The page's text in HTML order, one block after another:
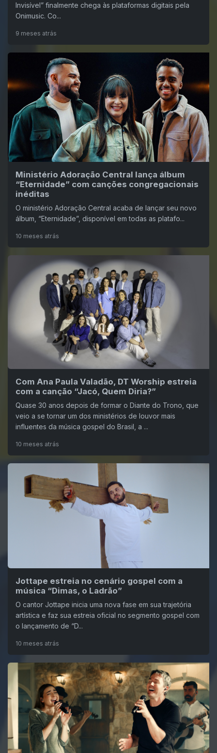
Invisível” finalmente chega às plataformas digitais pela
Onimusic. Co...
9 meses atrás
Ministério Adoração Central lança álbum
“Eternidade” com canções congregacionais
inéditas
O ministério Adoração Central acaba de lançar seu novo
álbum, “Eternidade”, disponível em todas as platafo...
10 meses atrás
Com Ana Paula Valadão, DT Worship estreia
com a canção “Jacó, Quem Diria?”
Quase 30 anos depois de formar o Diante do Trono, que
veio a se tornar um dos ministérios de louvor mais
influentes da música gospel do Brasil, a ...
10 meses atrás
Jottape estreia no cenário gospel com a
música “Dimas, o Ladrão”
O cantor Jottape inicia uma nova fase em sua trajetória
artística e faz sua estreia oficial no segmento gospel com
o lançamento de “D...
10 meses atrás